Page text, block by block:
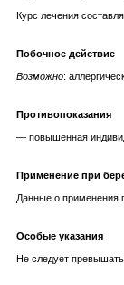
Курс лечения
Побочное действие
Возможно:
Противопоказания
— повышенная
Применение при
Данные о применения
Особые указания
Не следует